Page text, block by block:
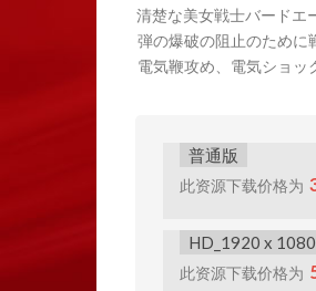
清楚な美女戦士バードエ
弾の爆破の阻止のために
電気鞭攻め、電気ショ
普通版
此资源下载价格为
HD_1920 x 1080
此资源下载价格为